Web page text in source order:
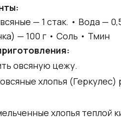
— 1 стак. • Вода —
— 100 г • Соль • Тмин
овсяную цежу.
хлопья
хлопья теплой